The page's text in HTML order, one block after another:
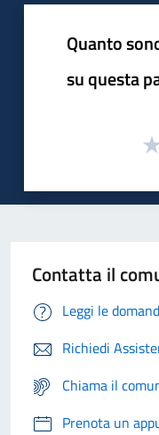
Quanto
su questa
Contatta il
Leggi le
Richiedi
Chiama il
Prenota un